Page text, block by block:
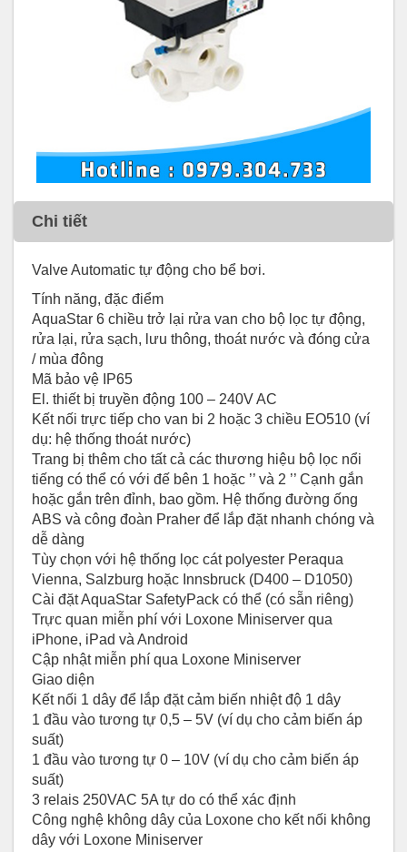
Chi tiết
Valve Automatic tự động cho bể bơi.
Tính năng, đặc điểm
AquaStar 6 chiều trở lại rửa van cho bộ lọc tự động,
rửa lại, rửa sạch, lưu thông, thoát nước và đóng cửa
/ mùa đông
Mã bảo vệ IP65
El. thiết bị truyền động 100 – 240V AC
Kết nối trực tiếp cho van bi 2 hoặc 3 chiều EO510 (ví
dụ: hệ thống thoát nước)
Trang bị thêm cho tất cả các thương hiệu bộ lọc nổi
tiếng có thể có với đế bên 1 hoặc ’’ và 2 ’’ Cạnh gắn
hoặc gắn trên đỉnh, bao gồm. Hệ thống đường ống
ABS và công đoàn Praher để lắp đặt nhanh chóng và
dễ dàng
Tùy chọn với hệ thống lọc cát polyester Peraqua
Vienna, Salzburg hoặc Innsbruck (D400 – D1050)
Cài đặt AquaStar SafetyPack có thể (có sẵn riêng)
Trực quan miễn phí với Loxone Miniserver qua
iPhone, iPad và Android
Cập nhật miễn phí qua Loxone Miniserver
Giao diện
Kết nối 1 dây để lắp đặt cảm biến nhiệt độ 1 dây
1 đầu vào tương tự 0,5 – 5V (ví dụ cho cảm biến áp
suất)
1 đầu vào tương tự 0 – 10V (ví dụ cho cảm biến áp
suất)
3 relais 250VAC 5A tự do có thể xác định
Công nghệ không dây của Loxone cho kết nối không
dây với Loxone Miniserver